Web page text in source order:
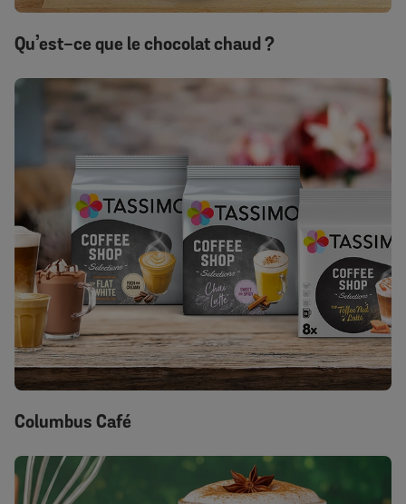
Qu’est-ce que le chocolat chaud ?
Columbus Café